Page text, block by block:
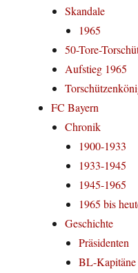
Skandale
1965
50-Tore-
Aufstieg 1965
FC Bayern
Chronik
1900-1933
1933-1945
1945-1965
1965 bis
Geschichte
Präsidenten
BL-Kapitäne